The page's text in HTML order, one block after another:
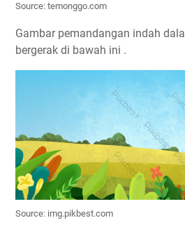
Source: temonggo.com
Gambar pemandangan indah
bergerak di bawah ini .
Source: img.pikbest.com